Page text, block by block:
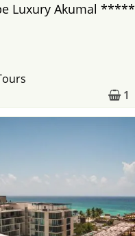
Luxury Akumal *****
1